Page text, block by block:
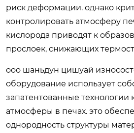
риск деформации. однако
контролировать атмосферу
кислорода приводят к
прослоек, снижающих
ооо шаньдун цишуай
оборудование использует
запатентованные технологии
атмосферы в печах. это
однородность структуры